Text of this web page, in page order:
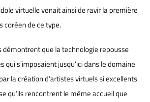
virtuelle venait ainsi de ravir la première
coréen de ce type.
démontrent que la technologie repousse
qui s’imposaient jusqu’ici dans le domaine
la création d’artistes virtuels si excellents
qu’ils rencontrent le même accueil que